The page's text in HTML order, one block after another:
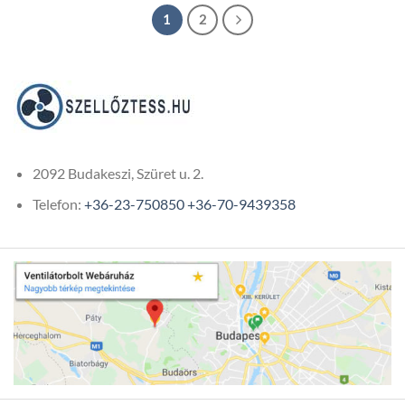
through
19
279Ft
1 2
2092 Budakeszi, Szüret u. 2.
Telefon: +36-23-750850+36-70-9439358